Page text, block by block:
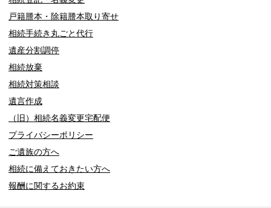
戸籍謄本・除籍謄本取り寄せ
相続手続き丸ごと代行
遺産分割調停
相続放棄
相続対策相談
遺言作成
（旧）相続名義変更宅配便
プライバシーポリシー
ご遺族の方へ
相続に備えておきたい方へ
報酬に関するお約束